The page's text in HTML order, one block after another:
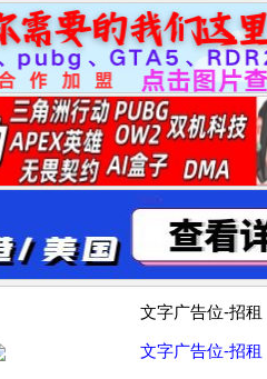
文字广告位-招租
文字广告位-招租